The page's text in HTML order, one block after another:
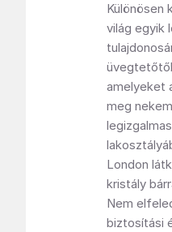
Különösen
világ egyik
amelyeket
meg
London
kristály
Nem
biztosítási